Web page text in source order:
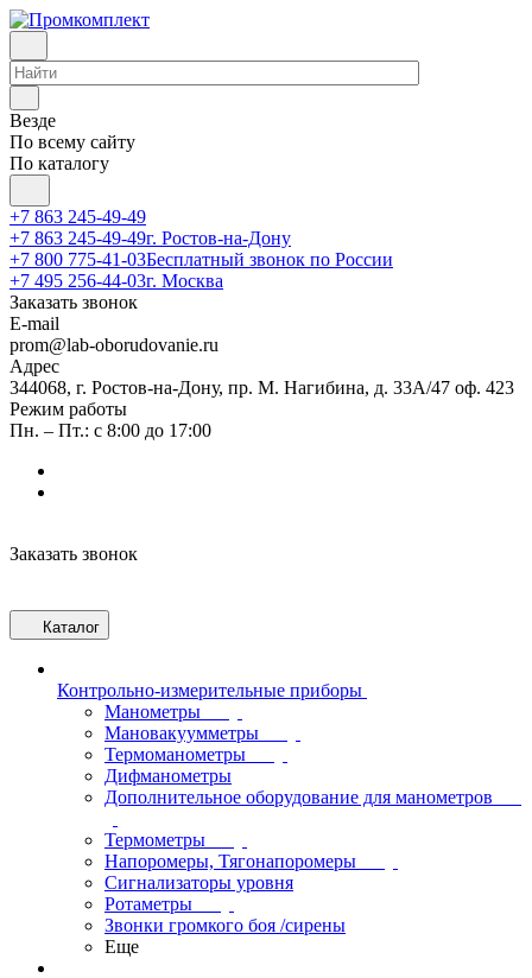
Везде
По всему сайту
По каталогу
+7 863 245-49-49
+7 863 245-49-49г. Ростов-на-Дону
+7 800 775-41-03Бесплатный звонок по России
+7 495 256-44-03г. Москва
Заказать звонок
E-mail
prom@lab-oborudovanie.ru
Адрес
344068, г. Ростов-на-Дону, пр. М. Нагибина, д. 33А/47 оф. 423
Режим работы
Пн. – Пт.: с 8:00 до 17:00
Заказать звонок
Каталог
Контрольно-измерительные приборы
Манометры
Мановакуумметры
Термоманометры
Дифманометры
Дополнительное оборудование для манометров
Термометры
Напоромеры, Тягонапоромеры
Сигнализаторы уровня
Ротаметры
Звонки громкого боя /сирены
Еще